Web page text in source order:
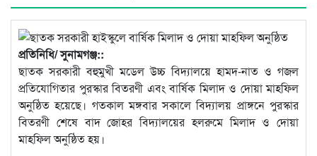
প্রতিনিধি/ সুনামগঞ্জ::
ছাতক সরকারী বহুমুখী মডেল উচ্চ বিদ্যালয়ে হামদ-নাত ও গজল
প্রতিযোগিতার পুরস্কার বিতরণী এবং বার্ষিক মিলাদ ও দোয়া মাহফিল
অনুষ্ঠিত হয়েছে। গতকাল মঙ্গবার সকালে বিদ্যালয় প্রাঙ্গনে পুরস্কার
বিতরণী শেষে বাদ জোহর বিদ্যালয়ের হলরুমে মিলাদ ও দোয়া
মাহফিল অনুষ্ঠিত হয়।